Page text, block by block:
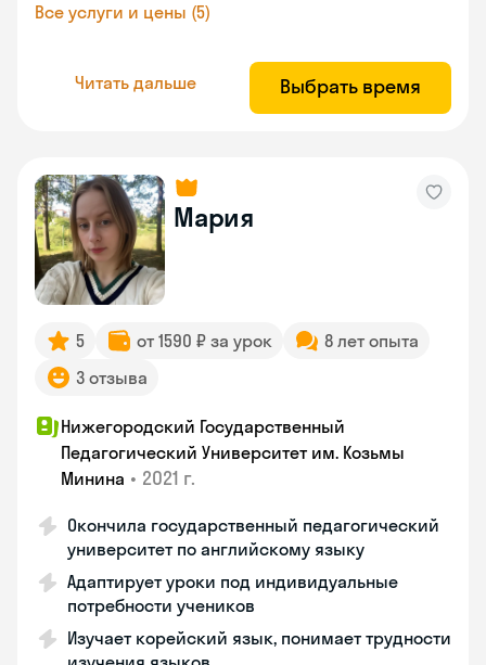
Все услуги и цены (5)
Читать дальше Выбрать время
Мария
5 от 1590 ₽ за урок
8 лет опыта
3 отзыва
Нижегородский Государственный
Педагогический Университет им. Козьмы
Минина • 2021 г.
Окончила государственный педагогический
университет по английскому языку
Адаптирует уроки под индивидуальные
потребности учеников
Изучает корейский язык, понимает трудности